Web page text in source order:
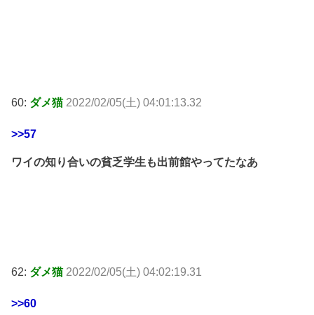
60: ダメ猫 2022/02/05(土) 04:01:13.32
>>57
ワイの知り合いの貧乏学生も出前館やってたなあ
62: ダメ猫 2022/02/05(土) 04:02:19.31
>>60